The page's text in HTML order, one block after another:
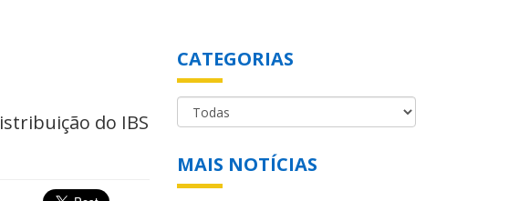
do IBS
CATEGORIAS
MAIS NOTÍCIAS